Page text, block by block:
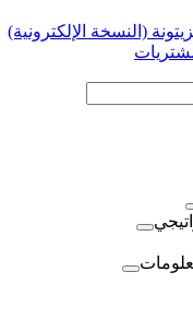
(النسخة الإلكترونية)